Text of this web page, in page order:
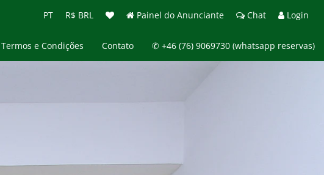
PT R$ BRL Painel do Anunciante Chat Login
Termos e Condições Contato ✆ +46 (76) 9069730 (whatsapp reservas)